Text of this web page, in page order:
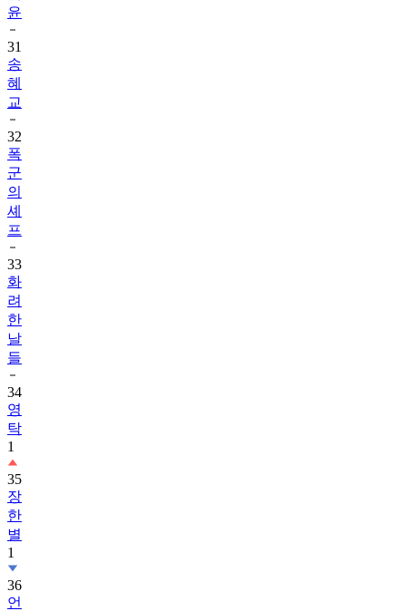
윤
31
송
혜
교
32
폭
군
의
셰
프
33
화
려
한
날
들
34
영
탁
1
35
장
한
별
1
36
언